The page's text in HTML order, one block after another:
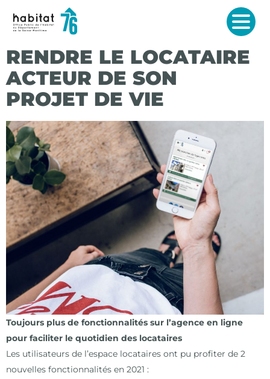
MENU
RENDRE LE LOCATAIRE
ACTEUR DE SON
PROJET DE VIE
Toujours plus de fonctionnalités sur l’agence en ligne
pour faciliter le quotidien des locataires
L es utilisateurs de l’espace locataires ont pu profiter de 2
nouvelles fonctionnalités en 2021 :